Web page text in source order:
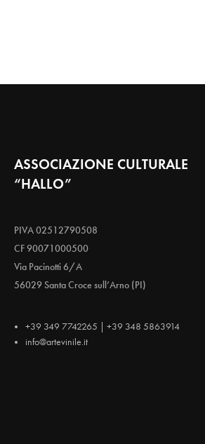
ASSOCIAZIONE CULTURALE
“HALLO”
PIVA 02512790508
CF 90071000500
Via Pacinotti 6/A
56029 Santa Croce sull’Arno (PI)
+39 349 7742265 | +39 348 5863914
info@artevinile.it